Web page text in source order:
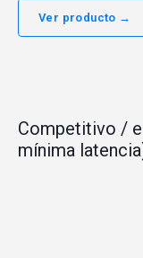
Ver producto →
Competitivo /
mínima